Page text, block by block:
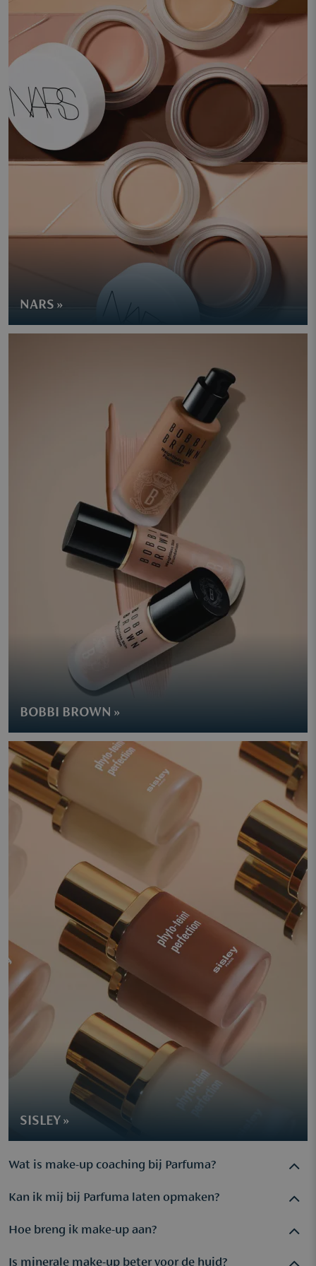
NARS »
BOBBI BROWN »
SISLEY »
Wat is make-up coaching bij Parfuma?
Make-up coaching is een persoonlijke sessie waarbij je leert
professioneel advies over technieken, kleuren en producten.
Kan ik mij bij Parfuma laten opmaken?
Ja, bij Parfuma kan je een make-up coaching boeken waarbij
Hoe breng ik make-up aan?
Is minerale make-up beter voor de huid?